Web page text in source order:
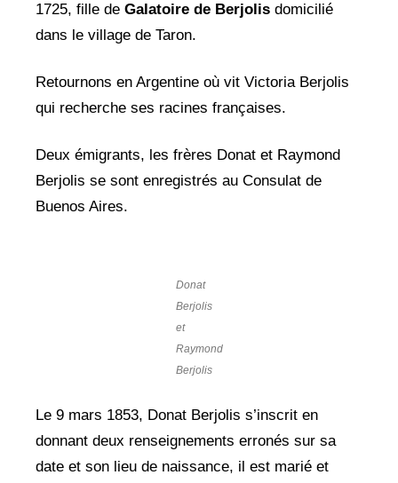
1725, fille de Galatoire de Berjolis domicilié
dans le village de Taron.
Retournons en Argentine où vit Victoria Berjolis
qui recherche ses racines françaises.
Deux émigrants, les frères Donat et Raymond
Berjolis se sont enregistrés au Consulat de
Buenos Aires.
Donat
Berjolis
et
Raymond
Berjolis
Le 9 mars 1853, Donat Berjolis s’inscrit en
donnant deux renseignements erronés sur sa
date et son lieu de naissance, il est marié et